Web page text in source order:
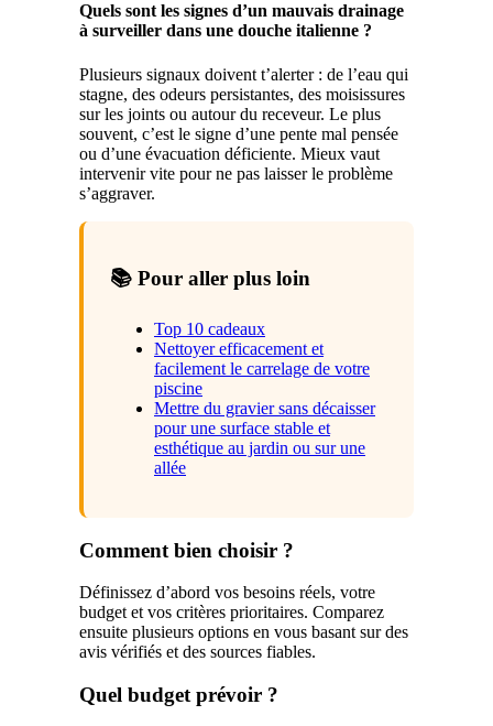
Quels sont les signes d’un mauvais drainage
à surveiller dans une douche italienne ?
Plusieurs signaux doivent t’alerter : de l’eau qui
stagne, des odeurs persistantes, des moisissures
sur les joints ou autour du receveur. Le plus
souvent, c’est le signe d’une pente mal pensée
ou d’une évacuation déficiente. Mieux vaut
intervenir vite pour ne pas laisser le problème
s’aggraver.
📚 Pour aller plus loin
Top 10 cadeaux
Nettoyer efficacement et
facilement le carrelage de votre
piscine
Mettre du gravier sans décaisser
pour une surface stable et
esthétique au jardin ou sur une
allée
Comment bien choisir ?
Définissez d’abord vos besoins réels, votre
budget et vos critères prioritaires. Comparez
ensuite plusieurs options en vous basant sur des
avis vérifiés et des sources fiables.
Quel budget prévoir ?